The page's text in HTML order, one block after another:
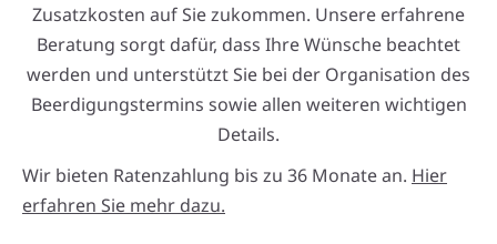
Zusatzkosten auf Sie zukommen. Unsere erfahrene
Beratung sorgt dafür, dass Ihre Wünsche beachtet
werden und unterstützt Sie bei der Organisation des
Beerdigungstermins sowie allen weiteren wichtigen
Details.
Wir bieten Ratenzahlung bis zu 36 Monate an. Hier
erfahren Sie mehr dazu.